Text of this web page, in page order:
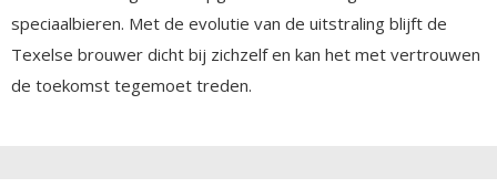
speciaalbieren. Met de evolutie van de uitstraling blijft de
Texelse brouwer dicht bij zichzelf en kan het met vertrouwen
de toekomst tegemoet treden.